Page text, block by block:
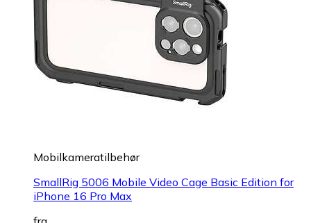
Mobilkameratilbehør
SmallRig 5006 Mobile Video Cage Basic Edition for
iPhone 16 Pro Max